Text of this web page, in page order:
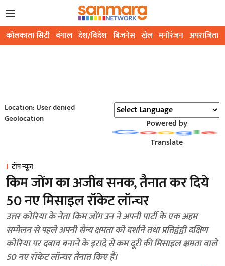
कोलकाता सिटी बंगाल देश/विदेश बिजनेस खेल मनोरंजन अपराजिता
Location: User denied
Geolocation
Powered by
Translate
टॉप न्यूज़
किम जोंग का अजीब सनक, तैनात कर दिये
50 नए मिसाइल रॉकेट लॉन्चर
उत्तर कोरिया के नेता किम जोंग उन ने अपनी पार्टी के एक अहम
सम्मेलन से पहले अपनी सैन्य क्षमता को दर्शाने तथा प्रतिद्वंद्वी दक्षिण
कोरिया पर दबाव बनाने के इरादे से कम दूरी की मिसाइल क्षमता वाले
50 नए रॉकेट लॉन्चर तैनात किए हैं।